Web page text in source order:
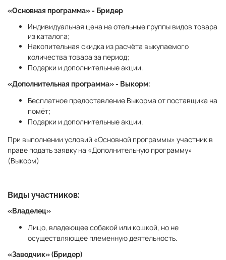
«Основная программа» - Бридер
Индивидуальная цена на отельные группы видов товара
из каталога;
Накопительная скидка из расчёта выкупаемого
количества товара за период;
Подарки и дополнительные акции.
«Дополнительная программа» - Выкорм:
Бесплатное предоставление Выкорма от поставщика на
помёт;
Подарки и дополнительные акции.
При выполнении условий «Основной программы» участник в
праве подать заявку на «Дополнительную программу»
(Выкорм)
Виды участников:
«Владелец»
Лицо, владеющее собакой или кошкой, но не
осуществляющее племенную деятельность.
«Заводчик» (Бридер)